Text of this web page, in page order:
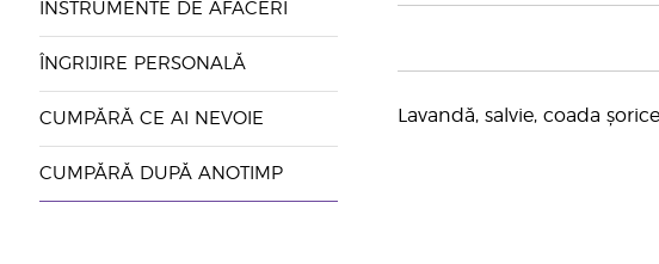
INSTRUMENTE DE AFACERI
ÎNGRIJIRE PERSONALĂ
CUMPĂRĂ CE AI NEVOIE
CUMPĂRĂ DUPĂ ANOTIMP
Lavandă, salvie, coada